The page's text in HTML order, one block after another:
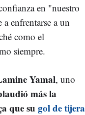
en "nuestro
enfrentarse a un
como el
siempre.
Yamal, uno
más la
que su gol de tijera